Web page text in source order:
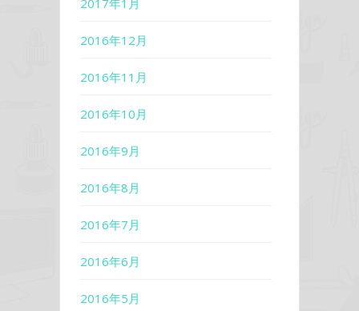
2017年1月
2016年12月
2016年11月
2016年10月
2016年9月
2016年8月
2016年7月
2016年6月
2016年5月